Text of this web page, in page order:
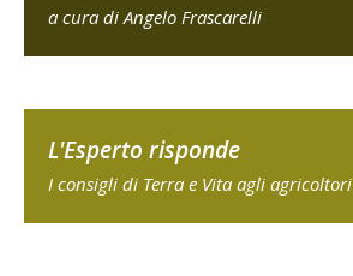
a cura di Angelo Frascarelli
L'Esperto risponde
I consigli di Terra e Vita agli agricoltori